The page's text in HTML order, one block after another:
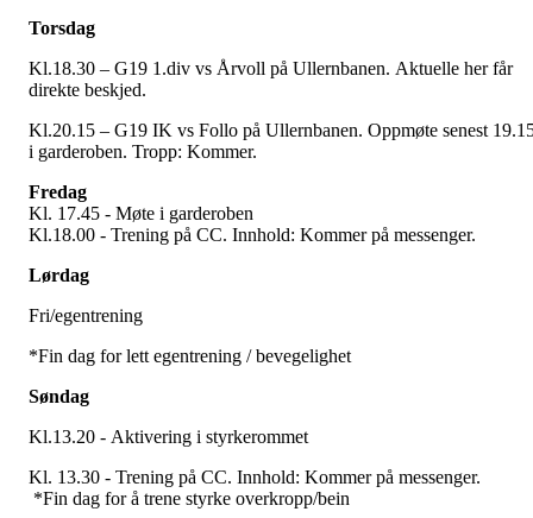
Torsdag
Kl.18.30 – G19 1.div vs Årvoll på Ullernbanen. Aktuelle her får
direkte beskjed.
Kl.20.15 – G19 IK vs Follo på Ullernbanen. Oppmøte senest
i garderoben. Tropp: Kommer.
Fredag
Kl. 17.45 - Møte i garderoben
Kl.18.00 - Trening på CC. Innhold: Kommer på messenger.
Lørdag
Fri/egentrening
*Fin dag for lett egentrening / bevegelighet
Søndag
Kl.13.20 - Aktivering i styrkerommet
Kl. 13.30 - Trening på CC. Innhold: Kommer på messenger.
*Fin dag for å trene styrke overkropp/bein